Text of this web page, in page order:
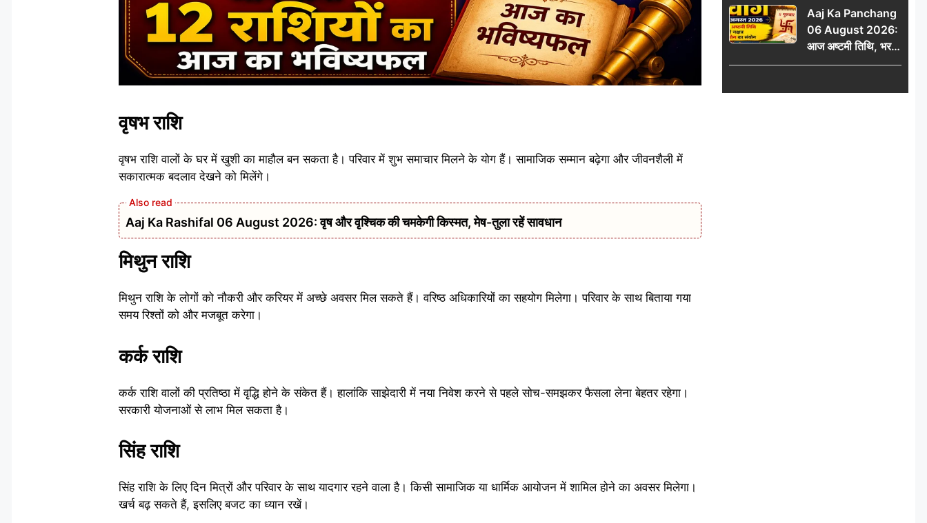
वृषभ राशि
वृषभ राशि वालों के घर में खुशी का माहौल बन सकता है। परिवार में शुभ समाचार मिलने के योग हैं। सामाजिक सम्मान बढ़ेगा और जीवनशैली में
सकारात्मक बदलाव देखने को मिलेंगे।
Aaj Ka Rashifal 06 August 2026: वृष और वृश्चिक की चमकेगी किस्मत, मेष-तुला रहें सावधान
मिथुन राशि
मिथुन राशि के लोगों को नौकरी और करियर में अच्छे अवसर मिल सकते हैं। वरिष्ठ अधिकारियों का सहयोग मिलेगा। परिवार के साथ बिताया गया
समय रिश्तों को और मजबूत करेगा।
कर्क राशि
कर्क राशि वालों की प्रतिष्ठा में वृद्धि होने के संकेत हैं। हालांकि साझेदारी में नया निवेश करने से पहले सोच-समझकर फैसला लेना बेहतर रहेगा।
सरकारी योजनाओं से लाभ मिल सकता है।
सिंह राशि
सिंह राशि के लिए दिन मित्रों और परिवार के साथ यादगार रहने वाला है। किसी सामाजिक या धार्मिक आयोजन में शामिल होने का अवसर मिलेगा।
खर्च बढ़ सकते हैं, इसलिए बजट का ध्यान रखें।
Aaj Ka Panchang
06 August 2026:
आज अष्टमी तिथि, भरणी
नक्षत्र और गंड योग का
राहुकाल और दिनभर का